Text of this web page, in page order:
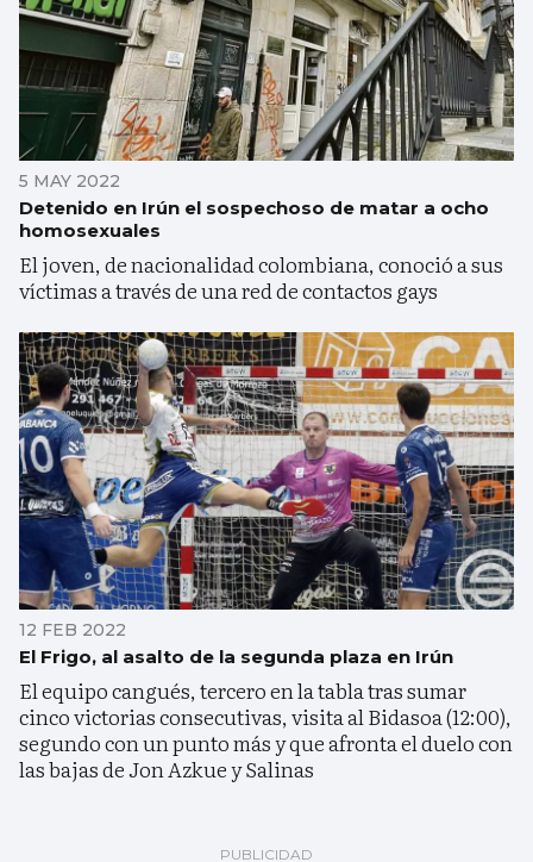
5 MAY 2022
Detenido en Irún el sospechoso de matar a ocho
homosexuales
El joven, de nacionalidad colombiana, conoció a sus
víctimas a través de una red de contactos gays
12 FEB 2022
El Frigo, al asalto de la segunda plaza en Irún
El equipo cangués, tercero en la tabla tras sumar
cinco victorias consecutivas, visita al Bidasoa (12:00),
segundo con un punto más y que afronta el duelo con
las bajas de Jon Azkue y Salinas